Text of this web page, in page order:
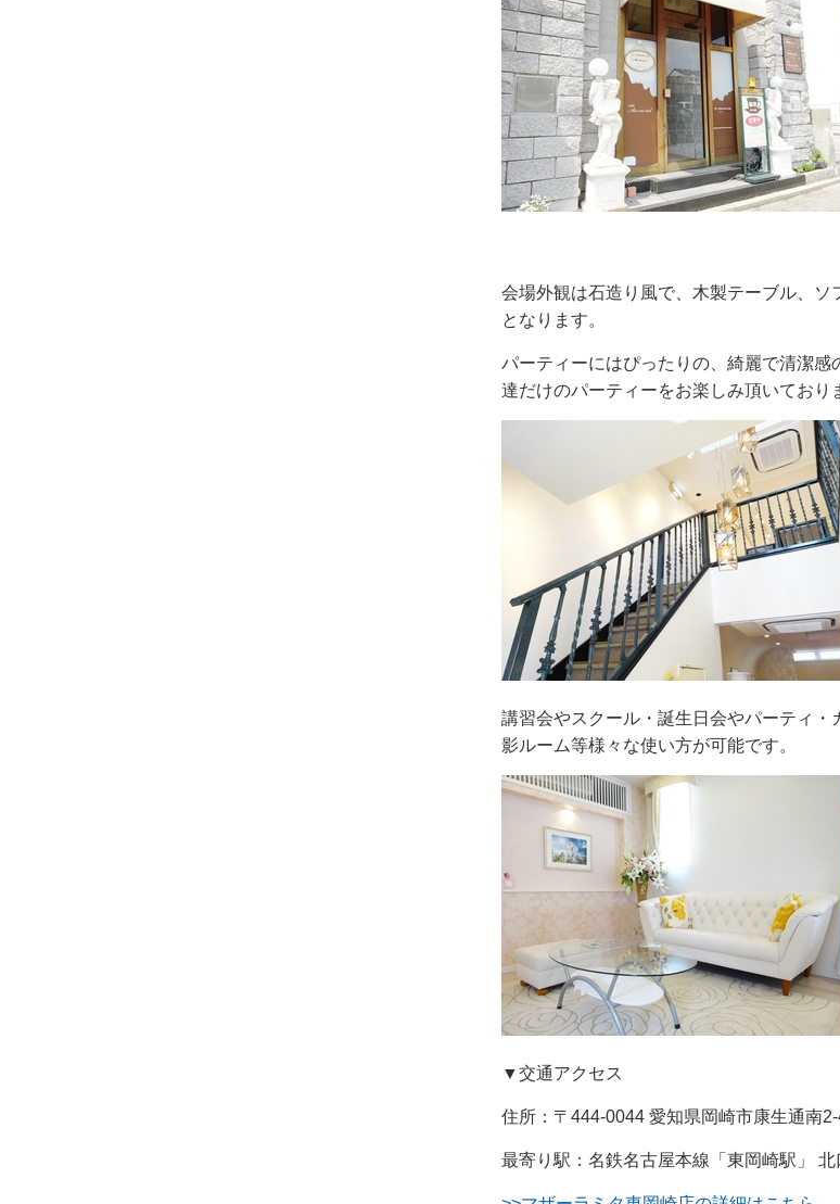
会場外観は石造り風で、木製テーブル、
となります。
パーティーにはぴったりの、綺麗で清潔
達だけのパーティーをお楽しみ頂いており
講習会やスクール・誕生日会やパーティ
影ルーム等様々な使い方が可能です。
▼交通アクセス
住所：〒444-0044 愛知県岡崎市康生通南
最寄り駅：名鉄名古屋本線「東岡崎駅」